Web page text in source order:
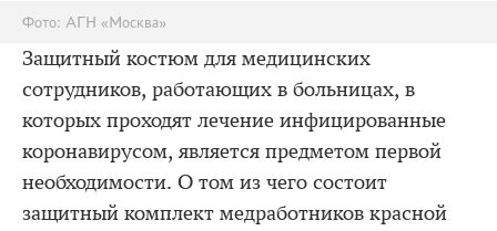
Фото: АГН «Москва»
Защитный костюм для медицинских
сотрудников, работающих в больницах, в
которых проходят лечение инфицированные
коронавирусом, является предметом первой
необходимости. О том из чего состоит
защитный комплект медработников красной